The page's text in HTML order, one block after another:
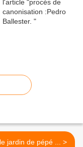
dans le jardin de pépé ... >